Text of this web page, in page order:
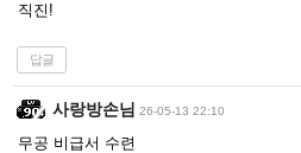
직진!
답글
사랑방손님 26-05-13 22:10
무공 비급서 수련